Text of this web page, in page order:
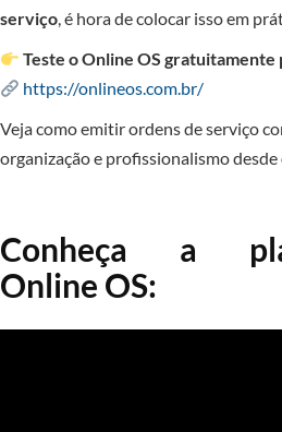
serviço, é hora de colocar isso em
Teste o Online OS gratuitamente
https://onlineos.com.br/
Veja como emitir ordens de serviço
organização e profissionalismo
Conheça a
Online OS: